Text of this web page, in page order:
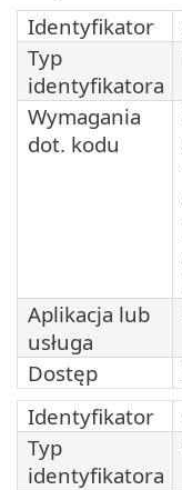
Identyfikator
Typ
identyfikatora
Wymagania
dot. kodu
Aplikacja lub
usługa
Dostęp
Identyfikator
Typ
identyfikatora